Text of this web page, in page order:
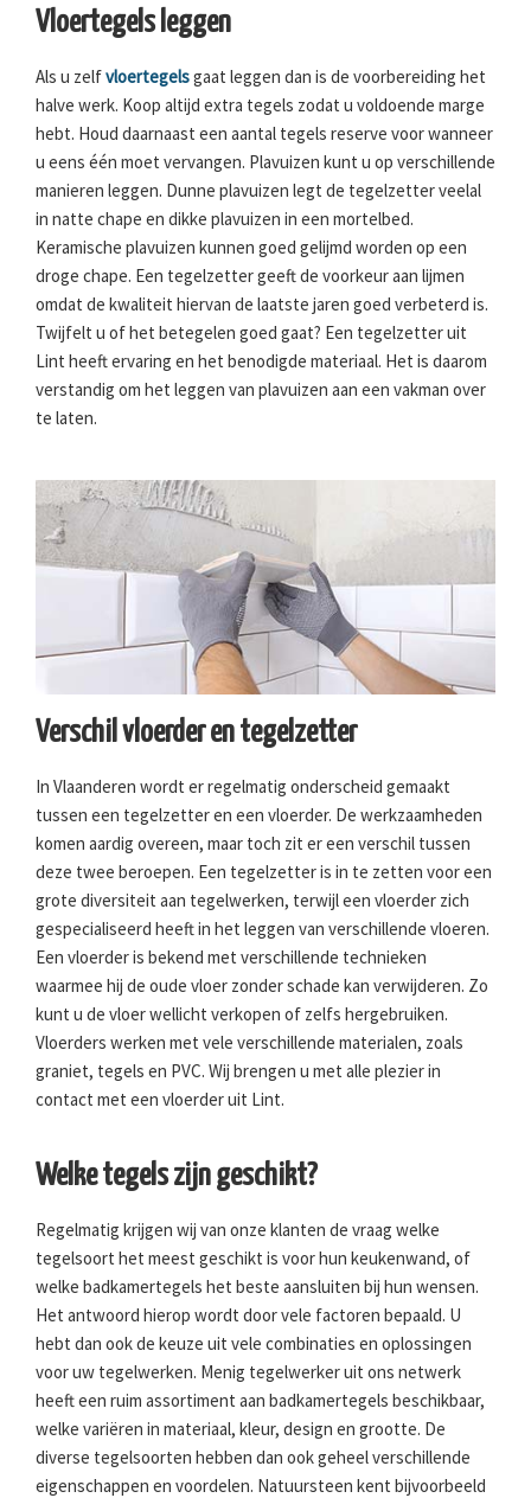
Vloertegels leggen
Als u zelfvloertegelsgaat leggen dan is de voorbereiding het
halve werk. Koop altijd extra tegels zodat u voldoende marge
hebt. Houd daarnaast een aantal tegels reserve voor wanneer
u eens één moet vervangen. Plavuizen kunt u op verschillende
manieren leggen. Dunne plavuizen legt de tegelzetter veelal
in natte chape en dikke plavuizen in een mortelbed.
Keramische plavuizen kunnen goed gelijmd worden op een
droge chape. Een tegelzetter geeft de voorkeur aan lijmen
omdat de kwaliteit hiervan de laatste jaren goed verbeterd is.
Twijfelt u of het betegelen goed gaat? Een tegelzetter uit
Lint heeft ervaring en het benodigde materiaal. Het is daarom
verstandig om het leggen van plavuizen aan een vakman over
te laten.
Verschil vloerder en tegelzetter
In Vlaanderen wordt er regelmatig onderscheid gemaakt
tussen een tegelzetter en een vloerder. De werkzaamheden
komen aardig overeen, maar toch zit er een verschil tussen
deze twee beroepen. Een tegelzetter is in te zetten voor een
grote diversiteit aan tegelwerken, terwijl een vloerder zich
gespecialiseerd heeft in het leggen van verschillende vloeren.
Een vloerder is bekend met verschillende technieken
waarmee hij de oude vloer zonder schade kan verwijderen. Zo
kunt u de vloer wellicht verkopen of zelfs hergebruiken.
Vloerders werken met vele verschillende materialen, zoals
graniet, tegels en PVC. Wij brengen u met alle plezier in
contact met een vloerder uit Lint.
Welke tegels zijn geschikt?
Regelmatig krijgen wij van onze klanten de vraag welke
tegelsoort het meest geschikt is voor hun keukenwand, of
welke badkamertegels het beste aansluiten bij hun wensen.
Het antwoord hierop wordt door vele factoren bepaald. U
hebt dan ook de keuze uit vele combinaties en oplossingen
voor uw tegelwerken. Menig tegelwerker uit ons netwerk
heeft een ruim assortiment aan badkamertegels beschikbaar,
welke variëren in materiaal, kleur, design en grootte. De
diverse tegelsoorten hebben dan ook geheel verschillende
eigenschappen en voordelen. Natuursteen kent bijvoorbeeld